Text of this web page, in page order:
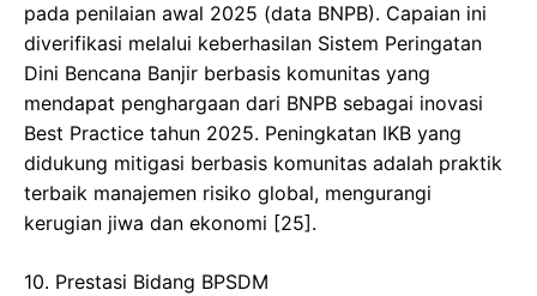
pada penilaian awal 2025 (data BNPB). Capaian ini
diverifikasi melalui keberhasilan Sistem Peringatan
Dini Bencana Banjir berbasis komunitas yang
mendapat penghargaan dari BNPB sebagai inovasi
Best Practice tahun 2025. Peningkatan IKB yang
didukung mitigasi berbasis komunitas adalah praktik
terbaik manajemen risiko global, mengurangi
kerugian jiwa dan ekonomi [25].
​10. Prestasi Bidang BPSDM